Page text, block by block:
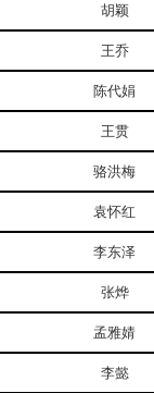
胡颖
王乔
陈代娟
王贯
骆洪梅
袁怀红
李东泽
张烨
孟雅婧
李懿